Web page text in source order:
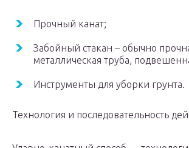
Прочный канат;
Забойный стакан – обычно
металлическая труба,
Инструменты для уборки грунта.
Технология и последовательность